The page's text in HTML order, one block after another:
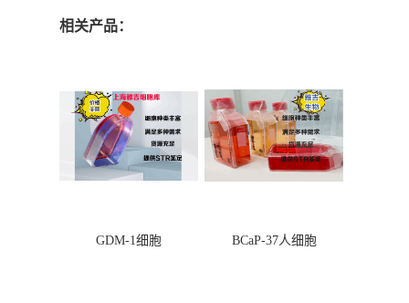
相关产品：
GDM-1细胞 BCaP-37人细胞